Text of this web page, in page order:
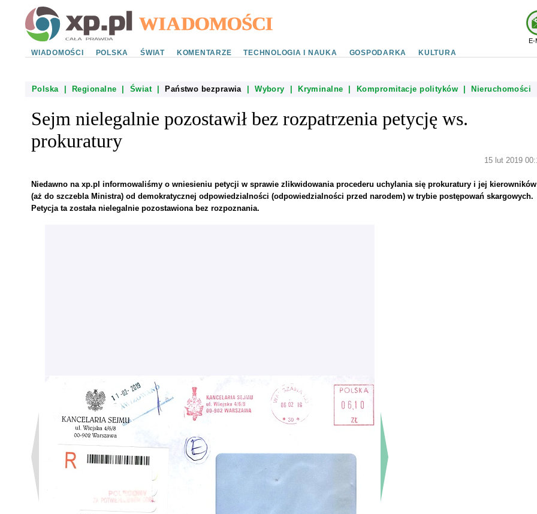
E-
WIADOMOŚCI POLSKA ŚWIAT KOMENTARZE TECHNOLOGIA I NAUKA GOSPODARKA KULTURA
Polska| Regionalne Świat| Państwo bezprawia|Wybory Kryminalne Kompromitacje polityków Nieruchomości
Sejm nielegalnie pozostawił bez rozpatrzenia petycję ws.
prokuratury
15 lut 2019
Niedawno na xp.pl informowaliśmy o wniesieniu petycji w sprawie zlikwidowania procederu uchylania się prokuratury i jej kierowników
(aż do szczebla Ministra) od demokratycznej odpowiedzialności (odpowiedzialności przed narodem) w trybie postępowań skargowych.
Petycja ta została nielegalnie pozostawiona bez rozpoznania.